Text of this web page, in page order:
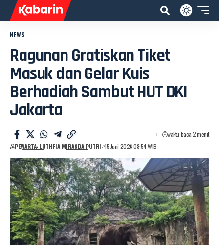
NEWS
Ragunan Gratiskan Tiket
Masuk dan Gelar Kuis
Berhadiah Sambut HUT DKI
Jakarta
PEWARTA: LUTHFIA MIRANDA PUTRI 15 Juni 2026 08:54 WIB
waktu baca 2 menit